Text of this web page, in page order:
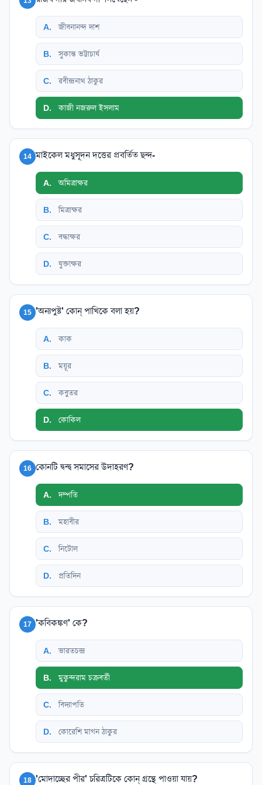
A. জীবনানন্দ দাশ
B. সুকান্ত ভট্টাচার্য
C. রবীন্দ্রনাথ ঠাকুর
D. কাজী নজরুল ইসলাম
14 মাইকেল মধুসূদন দত্তের প্রবর্তিত ছন্দ-
A. অমিত্রাক্ষর
B. মিত্রাক্ষর
C. বদ্ধাক্ষর
D. যুক্তাক্ষর
15 'অন্যপুষ্ট' কোন্ পাখিকে বলা হয়?
A. কাক
B. ময়ূর
C. কবুতর
D. কোকিল
16 কোনটি দ্বন্দ্ব সমাসের উদাহরণ?
A. দম্পতি
B. মহাবীর
C. নিটোল
D. প্রতিদিন
17 'কবিকঙ্কণ' কে?
A. ভারতচন্দ্র
B. মুকুন্দরাম চক্রবর্তী
C. বিদ্যাপতি
D. কোরেশি মাগন ঠাকুর
18 'মোদাচ্ছের পীর' চরিত্রটিকে কোন্ গ্রন্থে পাওয়া যায়?